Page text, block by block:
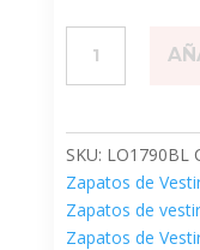
cantidad
SKU: LO1790BL
Zapatos de
Zapatos de
Zapatos de